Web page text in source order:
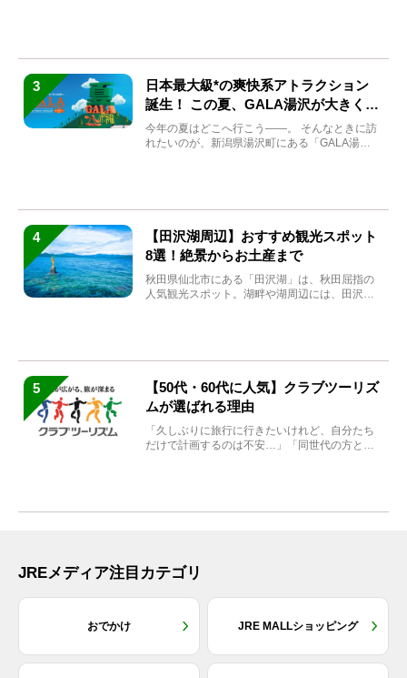
3
日本最大級*の爽快系アトラクション
誕生！ この夏、GALA湯沢が大きく生
まれ変わる
今年の夏はどこへ行こう――。 そんなときに訪
れたいのが、新潟県湯沢町にある「GALA湯
4
【田沢湖周辺】おすすめ観光スポット
8選！絶景からお土産まで
秋田県仙北市にある「田沢湖」は、秋田屈指の
人気観光スポット。湖畔や湖周辺には、田沢湖
5
【50代・60代に人気】クラブツーリズ
ムが選ばれる理由
「久しぶりに旅行に行きたいけれど、自分たち
だけで計画するのは不安…」「同世代の方と気
JREメディア注目カテゴリ
おでかけ JRE MALLショッピング